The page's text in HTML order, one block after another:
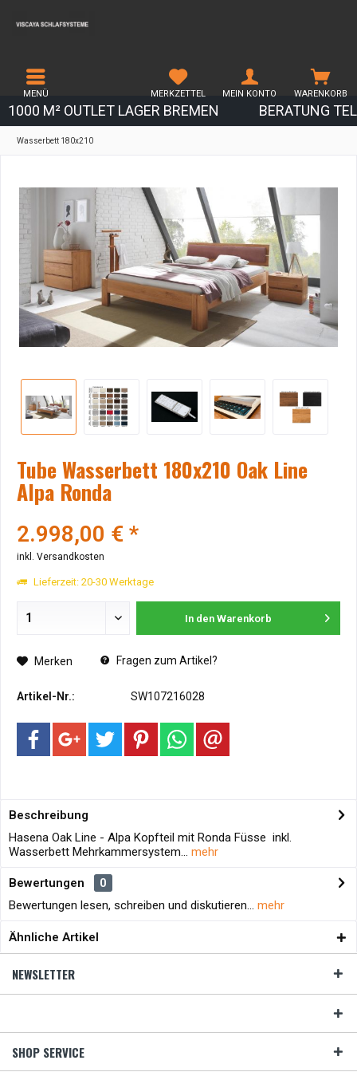
1000 M² OUTLET LAGER BREMEN BERATUNG
MENÜ WARENKORB
MERKZETTEL MEIN KONTO
Wasserbett 180x210
Tube Wasserbett 180x210 Oak Line
Alpa Ronda
2.998,00 € *
inkl. Versandkosten
Lieferzeit: 20-30 Werktage
In den Warenkorb
Merken Fragen zum Artikel?
Artikel-Nr.: SW107216028
Beschreibung
Hasena Oak Line - Alpa Kopfteil mit Ronda Füsse inkl.
Wasserbett Mehrkammersystem... mehr
Bewertungen
0
Bewertungen lesen, schreiben und diskutieren... mehr
Ähnliche Artikel
NEWSLETTER
SHOP SERVICE